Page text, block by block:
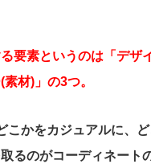
要素というのは「デザ
素材)」の3つ。
こかをカジュアルに、
るのがコーディネート